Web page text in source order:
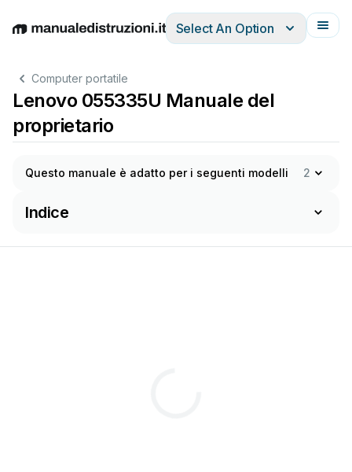
EnglishDeutschEspañolItalianoFrançais
Select An Option
Computer portatile
Lenovo 055335U Manuale del
proprietario
Questo manuale è adatto per i seguenti modelli 2
Indice